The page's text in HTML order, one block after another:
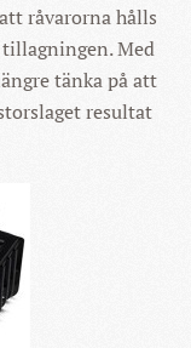
råvarorna hålls
Med
tänka på att
resultat